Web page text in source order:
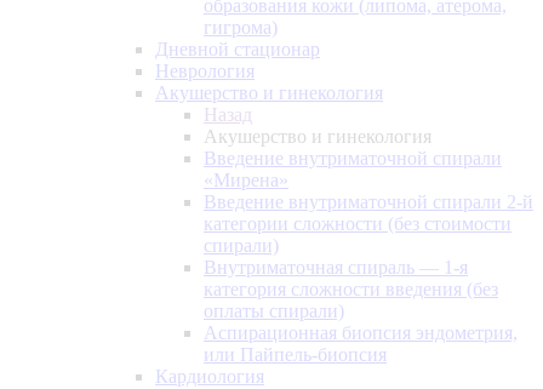
образования кожи (липома, атерома,
гигрома)
Дневной стационар
Неврология
Акушерство и гинекология
Назад
Акушерство и гинекология
Введение внутриматочной спирали
«Мирена»
Введение внутриматочной спирали 2-й
категории сложности (без стоимости
спирали)
Внутриматочная спираль — 1-я
категория сложности введения (без
оплаты спирали)
Аспирационная биопсия эндометрия,
или Пайпель-биопсия
Кардиология